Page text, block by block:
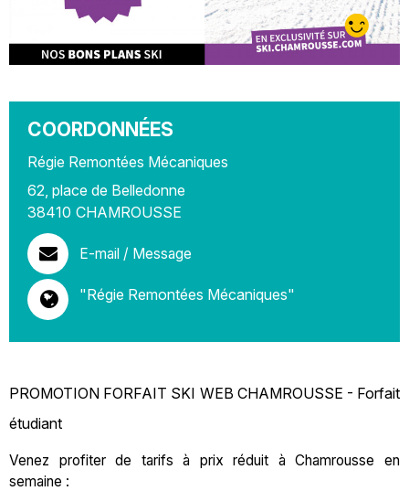
COORDONNÉES
Régie Remontées Mécaniques
62, place de Belledonne
38410 CHAMROUSSE
E-mail / Message
"Régie Remontées Mécaniques"
PROMOTION FORFAIT SKI WEB CHAMROUSSE - Forfait
étudiant
Venez profiter de tarifs à prix réduit à Chamrousse en
semaine :